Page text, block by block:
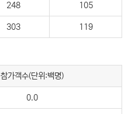
248 105
303 119
참가객수(단위:백명)
0.0